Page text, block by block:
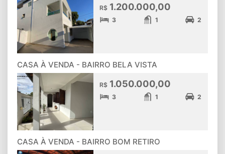
R$ 1.200.000,00
3 1 2
CASA À VENDA - BAIRRO BELA VISTA
R$ 1.050.000,00
3 1 2
CASA À VENDA - BAIRRO BOM RETIRO